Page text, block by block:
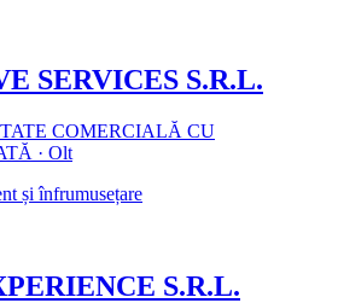
SERVICES S.R.L.
COMERCIALĂ CU
· Olt
și înfrumusețare
S.R.L.